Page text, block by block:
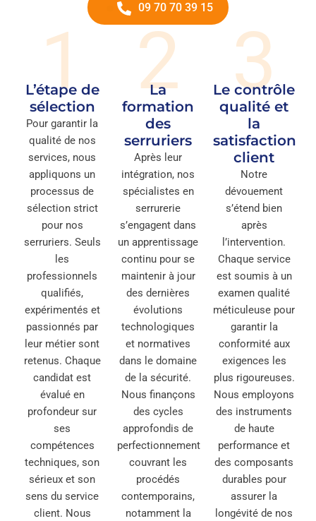
09 70 70 39 15
1
L’étape de
sélection
Pour garantir la
qualité de nos
services, nous
appliquons un
processus de
sélection strict
pour nos
serruriers. Seuls
les
professionnels
qualifiés,
expérimentés et
passionnés par
leur métier sont
retenus. Chaque
candidat est
évalué en
profondeur sur
ses
compétences
techniques, son
sérieux et son
sens du service
client. Nous
2
La
formation
des
serruriers
Après leur
intégration, nos
spécialistes en
serrurerie
s’engagent dans
un apprentissage
continu pour se
maintenir à jour
des dernières
évolutions
technologiques
et normatives
dans le domaine
de la sécurité.
Nous finançons
des cycles
approfondis de
perfectionnement
couvrant les
procédés
contemporains,
notamment la
3
Le contrôle
qualité et
la
satisfaction
client
Notre
dévouement
s’étend bien
après
l’intervention.
Chaque service
est soumis à un
examen qualité
méticuleuse pour
garantir la
conformité aux
exigences les
plus rigoureuses.
Nous employons
des instruments
de haute
performance et
des composants
durables pour
assurer la
longévité de nos